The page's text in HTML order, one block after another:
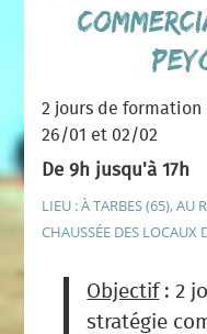
2 jours de formation
26/01 et 02/02
De 9h jusqu'à 17h
LIEU : À TARBES (65), AU
CHAUSSÉE DES LOCAUX
Objectif: 2
stratégie